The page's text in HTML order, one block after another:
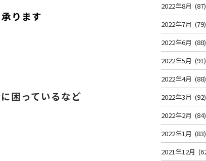
ります
困っているなど
2022年8月 (87)
2022年7月 (79)
2022年6月 (88)
2022年5月 (91)
2022年4月 (88)
2022年3月 (92)
2022年2月 (84)
2022年1月 (83)
2021年12月